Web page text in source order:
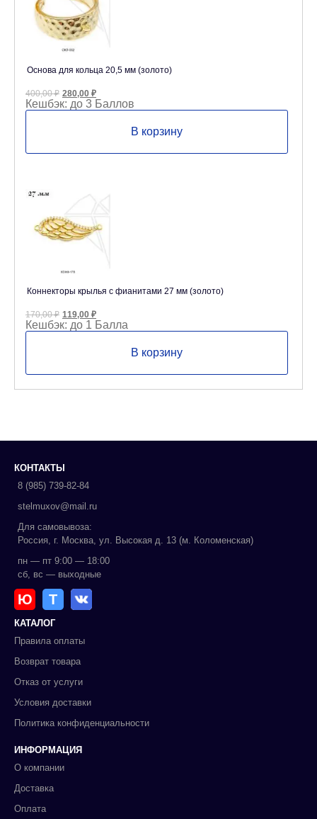
Основа для кольца 20,5 мм (золото)
400,00₽ Первоначальная
цена
составляла
280,00 ₽Текущая
цена:
280,00 ₽.
Кешбэк: до 3 Баллов
В корзину
Коннекторы крылья с фианитами 27 мм (золото)
170,00₽ Первоначальная
цена
составляла
119,00 ₽Текущая
цена:
119,00 ₽.
Кешбэк: до 1 Балла
В корзину
КОНТАКТЫ
8 (985) 739-82-84
stelmuxov@mail.ru
Для самовывоза:
Россия, г. Москва, ул. Высокая д. 13 (м. Коломенская)
пн — пт 9:00 — 18:00
сб, вс — выходные
Ю Т
КАТАЛОГ
Правила оплаты
Возврат товара
Отказ от услуги
Условия доставки
Политика конфиденциальности
ИНФОРМАЦИЯ
О компании
Доставка
Оплата